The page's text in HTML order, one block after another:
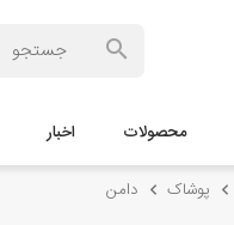
محصولات اخبار
پوشاک دامن